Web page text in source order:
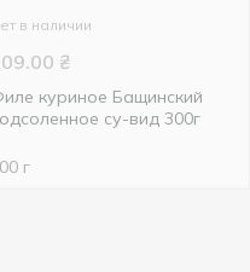
в наличии
₴
куриное Бащинский
су-вид 300г
г